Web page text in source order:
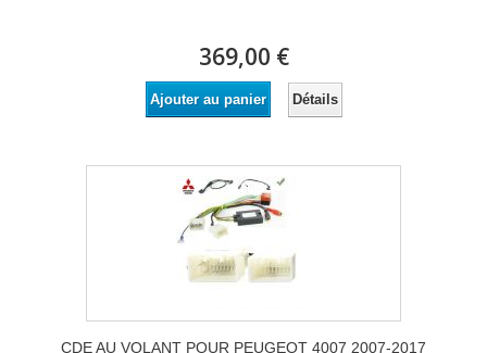
369,00 €
Ajouter au panier Détails
CDE AU VOLANT POUR PEUGEOT 4007 2007-2017